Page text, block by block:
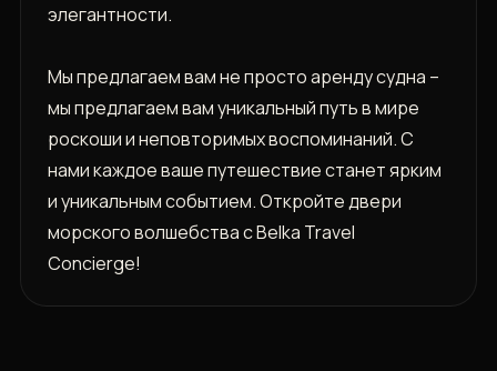
элегантности.
Мы предлагаем вам не просто аренду судна –
мы предлагаем вам уникальный путь в мире
роскоши и неповторимых воспоминаний. С
нами каждое ваше путешествие станет ярким
и уникальным событием. Откройте двери
морского волшебства с Belka Travel
Concierge!